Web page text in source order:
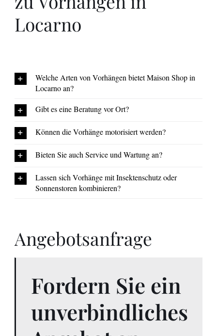
Locarno
Welche Arten von Vorhängen bietet Maison Shop in
Locarno an?
Gibt es eine Beratung vor Ort?
Können die Vorhänge motorisiert werden?
Bieten Sie auch Service und Wartung an?
Lassen sich Vorhänge mit Insektenschutz oder
Sonnenstoren kombinieren?
Angebotsanfrage
Fordern Sie ein
unverbindliches